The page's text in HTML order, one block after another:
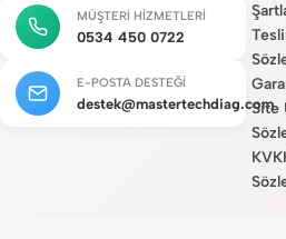
MÜŞTERI HIZMETLERI
0534 450 0722
E-POSTA DESTEĞI
destek@mastertechdiag.com
Site